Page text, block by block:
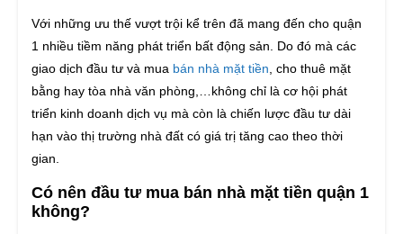
Với những ưu thế vượt trội kể trên đã mang đến cho quận
1 nhiều tiềm năng phát triển bất động sản. Do đó mà các
giao dịch đầu tư và mua bán nhà mặt tiền , cho thuê mặt
bằng hay tòa nhà văn phòng,…không chỉ là cơ hội phát
triển kinh doanh dịch vụ mà còn là chiến lược đầu tư dài
hạn vào thị trường nhà đất có giá trị tăng cao theo thời
gian.
Có nên đầu tư mua bán nhà mặt tiền quận 1
không?